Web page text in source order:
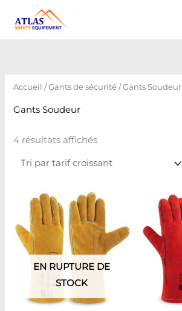
Accueil /Gants de sécurité/ Gants Soudeur
Gants Soudeur
4 résultats affichés
EN RUPTURE DE
STOCK